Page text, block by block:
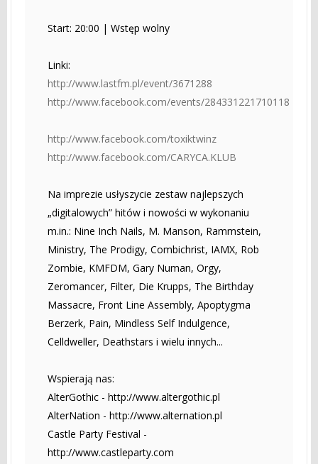
Start: 20:00 | Wstęp wolny
Linki:
http://www.lastfm.pl/event/3671288
http://www.facebook.com/events/284331221710118
http://www.facebook.com/toxiktwinz
http://www.facebook.com/CARYCA.KLUB
Na imprezie usłyszycie zestaw najlepszych
„digitalowych” hitów i nowości w wykonaniu
m.in.: Nine Inch Nails, M. Manson, Rammstein,
Ministry, The Prodigy, Combichrist, IAMX, Rob
Zombie, KMFDM, Gary Numan, Orgy,
Zeromancer, Filter, Die Krupps, The Birthday
Massacre, Front Line Assembly, Apoptygma
Berzerk, Pain, Mindless Self Indulgence,
Celldweller, Deathstars i wielu innych...
Wspierają nas:
AlterGothic - http://www.altergothic.pl
AlterNation - http://www.alternation.pl
Castle Party Festival -
http://www.castleparty.com